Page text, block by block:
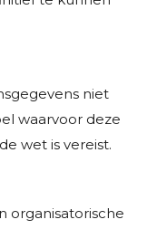
niet
waarvoor deze
wet is vereist.
organisatorische